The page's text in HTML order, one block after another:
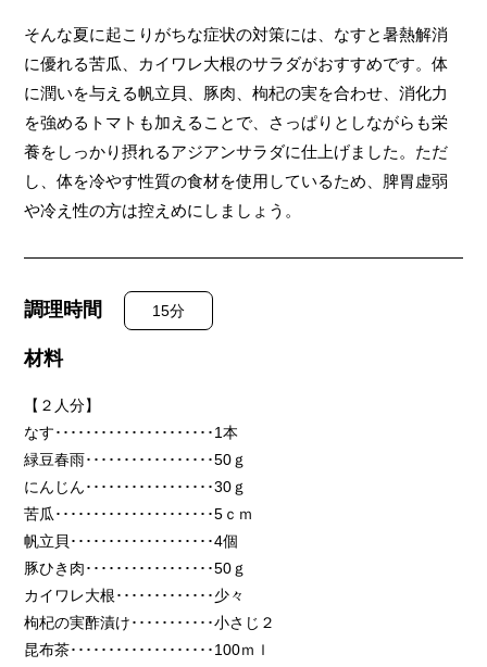
そんな夏に起こりがちな症状の対策には、なすと暑熱解消
に優れる苦瓜、カイワレ大根のサラダがおすすめです。体
に潤いを与える帆立貝、豚肉、枸杞の実を合わせ、消化力
を強めるトマトも加えることで、さっぱりとしながらも栄
養をしっかり摂れるアジアンサラダに仕上げました。ただ
し、体を冷やす性質の食材を使用しているため、脾胃虚弱
や冷え性の方は控えめにしましょう。
調理時間 15分
材料
【 ２ 人分】
なす･････････････････････1本
緑豆春雨･････････････････50ｇ
にんじん･････････････････30ｇ
苦瓜･････････････････････5ｃｍ
帆立貝･･･････････････････4個
豚ひき肉･････････････････50ｇ
カイワレ大根･････････････少々
枸杞の実酢漬け･･･････････小さじ２
昆布茶･･･････････････････100ｍｌ